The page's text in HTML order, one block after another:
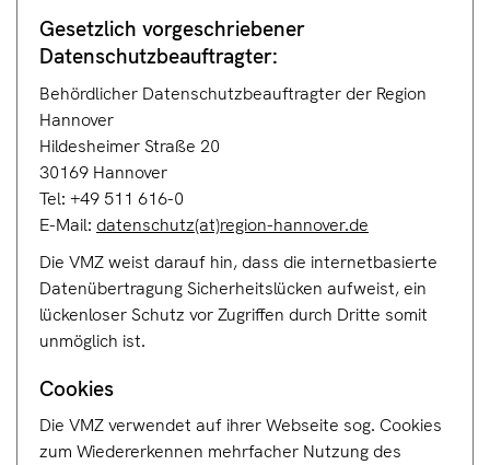
Gesetzlich vorgeschriebener
Datenschutzbeauftragter:
Behördlicher Datenschutzbeauftragter der Region
Hannover
Hildesheimer Straße 20
30169 Hannover
Tel: +49 511 616-0
E-Mail: datenschutz(at)region-hannover.de
Die VMZ weist darauf hin, dass die internetbasierte
Datenübertragung Sicherheitslücken aufweist, ein
lückenloser Schutz vor Zugriffen durch Dritte somit
unmöglich ist.
Cookies
Die VMZ verwendet auf ihrer Webseite sog. Cookies
zum Wiedererkennen mehrfacher Nutzung des